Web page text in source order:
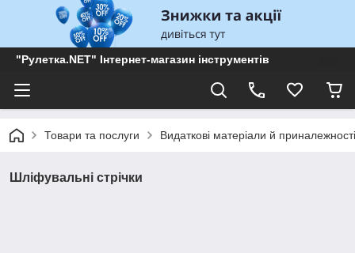
"Рулетка.NET" Інтернет-магазин інструментів
Товари та послуги Видаткові матеріали й приналежності
Шліфувальні стрічки